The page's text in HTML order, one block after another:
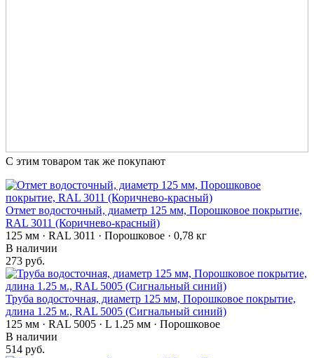
С этим товаром так же покупают
Отмет водосточный, диаметр 125 мм, Порошковое покрытие,
RAL 3011 (Коричнево-красный)
125 мм · RAL 3011 · Порошковое · 0,78 кг
В наличии
273 руб.
Труба водосточная, диаметр 125 мм, Порошковое покрытие,
длина 1.25 м., RAL 5005 (Сигнальный синий)
125 мм · RAL 5005 · L 1.25 мм · Порошковое
В наличии
514 руб.